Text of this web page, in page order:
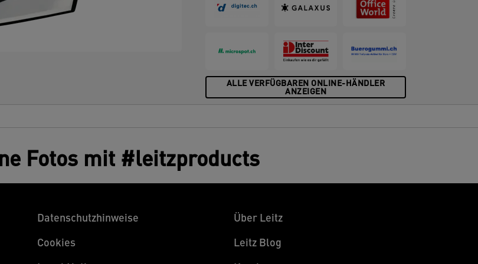
ALLE VERFÜGBAREN ONLINE-HÄNDLER
ANZEIGEN
Fotos mit #leitzproducts
Datenschutzhinweise
Cookies
Über Leitz
Leitz Blog